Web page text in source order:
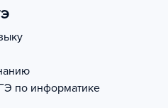
по информатике